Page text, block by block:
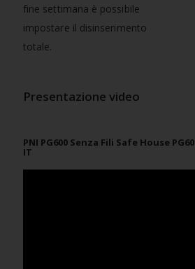
fine settimana è possibile
impostare il disinserimento
totale.
Presentazione video
PNI PG600 Senza Fili Safe House
IT